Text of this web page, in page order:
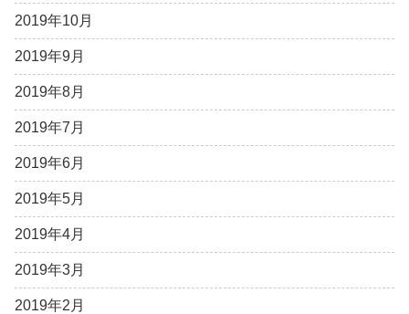
2019年10月
2019年9月
2019年8月
2019年7月
2019年6月
2019年5月
2019年4月
2019年3月
2019年2月